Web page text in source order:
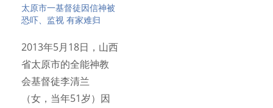
太原市一基督徒因信神被
恐吓、监视 有家难归
2013年5月18日，山西
省太原市的全能神教
会基督徒李清兰
（女，当年51岁）因